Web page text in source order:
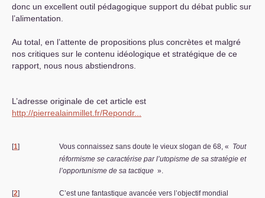
donc un excellent outil pédagogique support du débat public sur
l’alimentation.
Au total, en l’attente de propositions plus concrètes et malgré
nos critiques sur le contenu idéologique et stratégique de ce
rapport, nous nous abstiendrons.
L’adresse originale de cet article est
http://pierrealainmillet.fr/Repondr...
[1] Vous connaissez sans doute le vieux slogan de 68, « Tout
réformisme se caractérise par l’utopisme de sa stratégie et
l’opportunisme de sa tactique ».
[2]
C’est une fantastique avancée vers l’objectif mondial